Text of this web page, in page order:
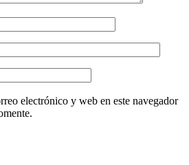
electrónico y web en este navegador